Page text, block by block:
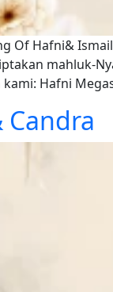
Of Hafni&
mahluk-
Hafni
Candra